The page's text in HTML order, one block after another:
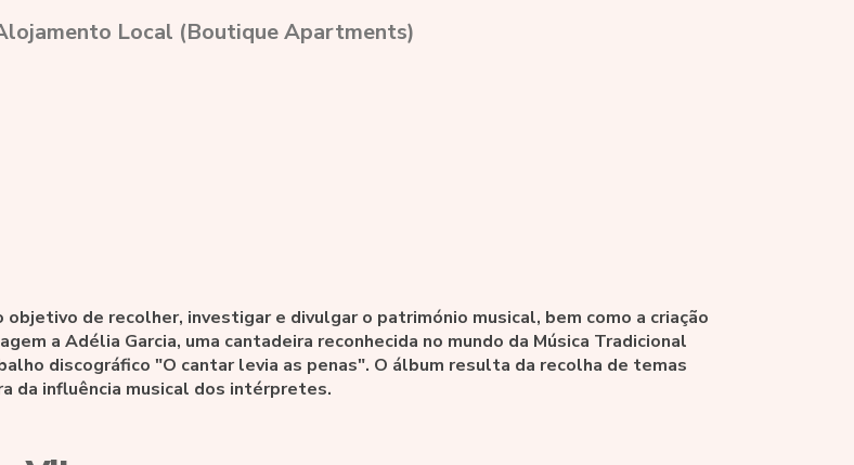
Local (Boutique Apartments)
de recolher, investigar e divulgar o património musical, bem como a criação
a Adélia Garcia, uma cantadeira reconhecida no mundo da Música Tradicional
discográfico "O cantar levia as penas". O álbum resulta da recolha de temas
da influência musical dos intérpretes.